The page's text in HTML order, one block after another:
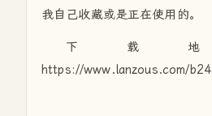
我自己收藏或是正在使用的。
下载
https://www.lanzous.com/